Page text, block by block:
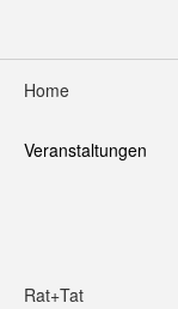
Home
Veranstaltungen
Rat+Tat